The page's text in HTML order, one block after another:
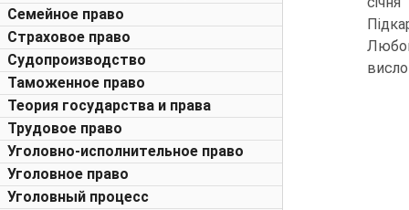
Семейное право
Страховое право
Судопроизводство
Таможенное право
Теория государства и права
Трудовое право
Уголовно-исполнительное право
Уголовное право
Уголовный процесс